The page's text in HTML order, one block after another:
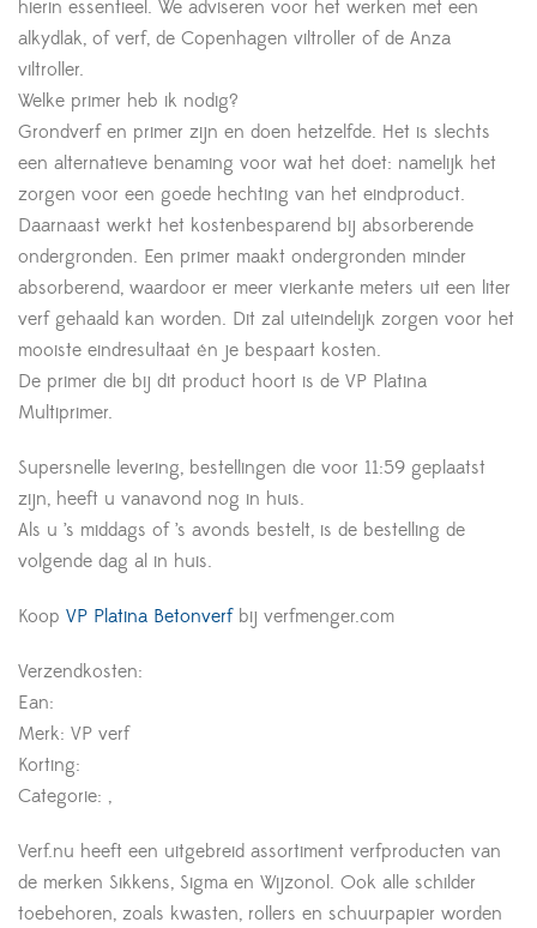
hierin essentieel. We adviseren voor het werken met een
alkydlak, of verf, de Copenhagen viltroller of de Anza
viltroller.
Welke primer heb ik nodig?
Grondverf en primer zijn en doen hetzelfde. Het is slechts
een alternatieve benaming voor wat het doet: namelijk het
zorgen voor een goede hechting van het eindproduct.
Daarnaast werkt het kostenbesparend bij absorberende
ondergronden. Een primer maakt ondergronden minder
absorberend, waardoor er meer vierkante meters uit een liter
verf gehaald kan worden. Dit zal uiteindelijk zorgen voor het
mooiste eindresultaat én je bespaart kosten.
De primer die bij dit product hoort is de VP Platina
Multiprimer.
Supersnelle levering, bestellingen die voor 11:59 geplaatst
zijn, heeft u vanavond nog in huis.
Als u ’s middags of ’s avonds bestelt, is de bestelling de
volgende dag al in huis.
Koop VP Platina Betonverfbij verfmenger.com
Verzendkosten:
Ean:
Merk: VP verf
Korting:
Categorie: ,
Verf.nu heeft een uitgebreid assortiment verfproducten van
de merken Sikkens, Sigma en Wijzonol. Ook alle schilder
toebehoren, zoals kwasten, rollers en schuurpapier worden